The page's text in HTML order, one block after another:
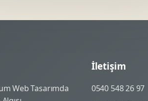
Web Tasarımda
İletişim
0540 548 26 97